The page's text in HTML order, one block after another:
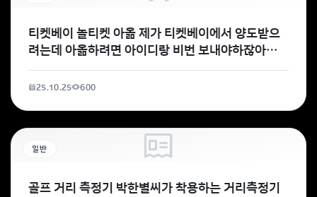
티켓베이 놀티켓 아옮 제가 티켓베이에서 양도받으
려는데 아옮하려면 아이디랑 비번 보내야하잖아요
근데 놀티켓이 애플
25.10.25 600
일반
골프 거리 측정기 박한별씨가 착용하는 거리측정기